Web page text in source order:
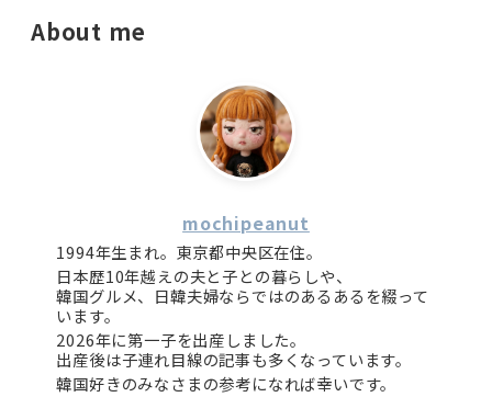
About me
mochipeanut
1994年生まれ。東京都中央区在住。
日本歴10年越えの夫と子との暮らしや、
韓国グルメ、日韓夫婦ならではのあるあるを綴って
います。
2026年に第一子を出産しました。
出産後は子連れ目線の記事も多くなっています。
韓国好きのみなさまの参考になれば幸いです。